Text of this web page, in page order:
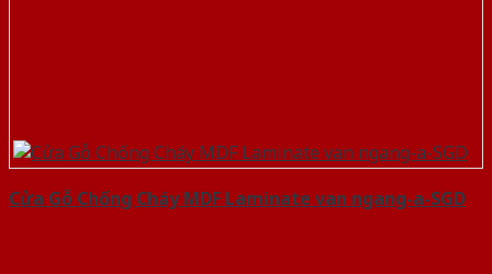
Cửa Gỗ Chống Cháy MDF Laminate van ngang-a-SGD